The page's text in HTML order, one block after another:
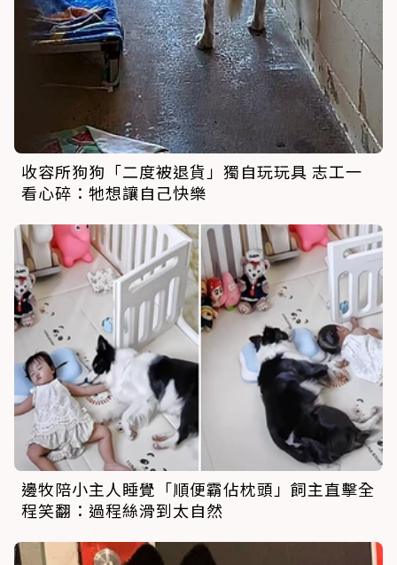
收容所狗狗「二度被退貨」獨自玩玩具 志工一
看心碎：牠想讓自己快樂
邊牧陪小主人睡覺「順便霸佔枕頭」飼主直擊全
程笑翻：過程絲滑到太自然